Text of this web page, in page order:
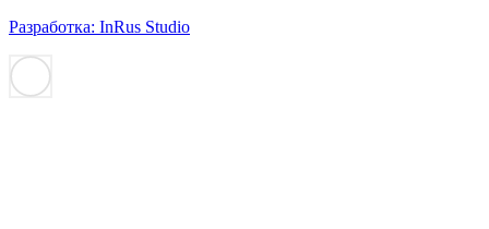
Разработка: InRus Studio